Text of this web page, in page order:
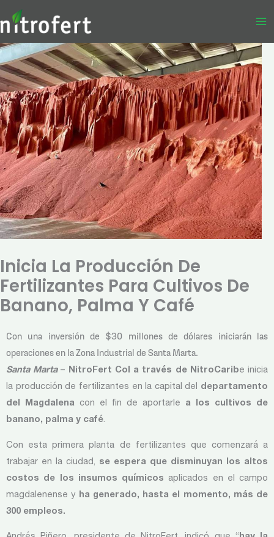
al
contenido
Inicia La Producción De
Fertilizantes Para Cultivos De
Banano, Palma Y Café
Con una inversión de $30 millones de dólares iniciarán las
operaciones en la Zona Industrial de Santa Marta.
Santa Marta– NitroFert Col a través de NitroCaribe inicia
la producción de fertilizantes en la capital del departamento
del Magdalena con el fin de aportarle a los cultivos de
banano, palma y café
Con esta primera planta de fertilizantes que comenzará a
trabajar en la ciudad, se espera que disminuyan los altos
costos de los insumos químicos aplicados en el campo
magdalenense y ha generado, hasta el momento, más de
300 empleos.